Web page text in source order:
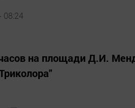
08:24
на площади Д.И.